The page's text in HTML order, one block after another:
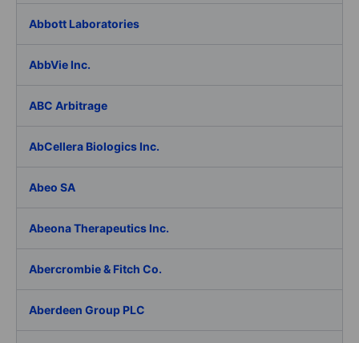
Abbott Laboratories
AbbVie Inc.
ABC Arbitrage
AbCellera Biologics Inc.
Abeo SA
Abeona Therapeutics Inc.
Abercrombie & Fitch Co.
Aberdeen Group PLC